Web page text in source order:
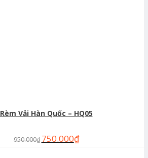
Rèm Vải Hàn Quốc – HQ05
950.000₫ 750.000₫